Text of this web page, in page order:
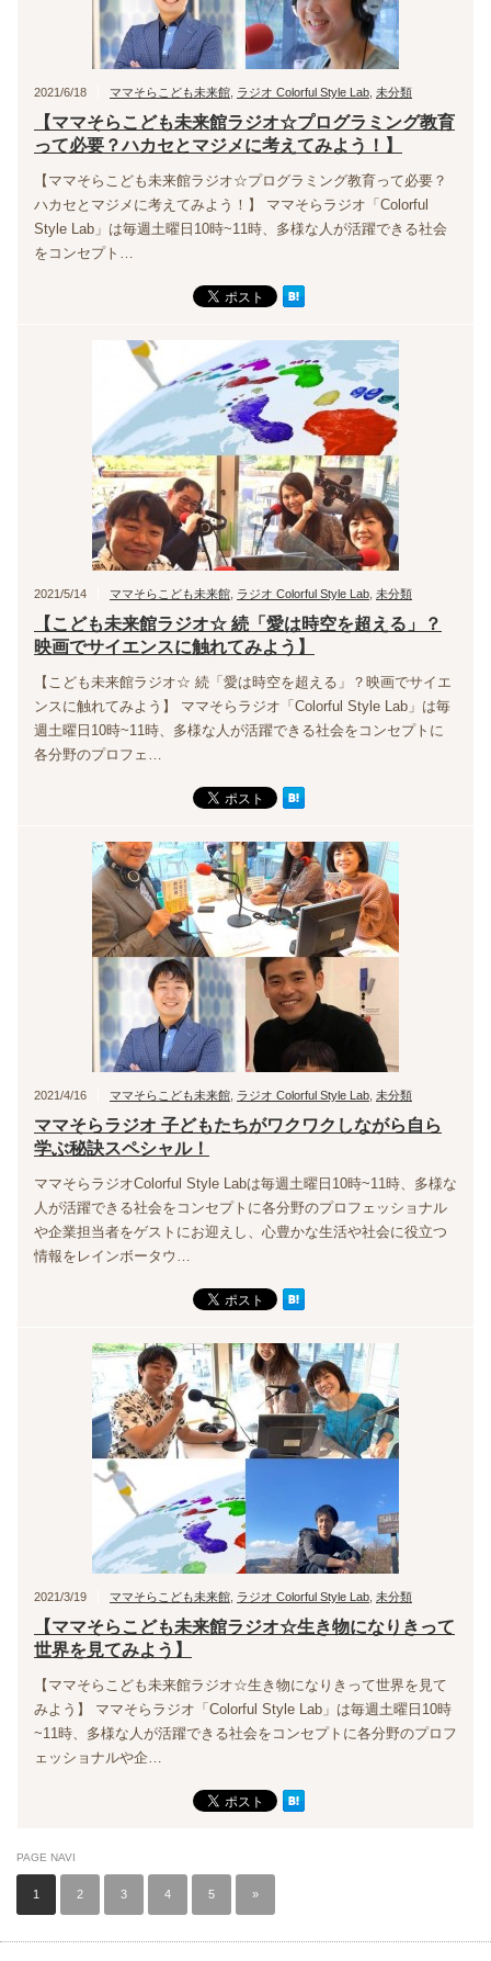
2021/6/18 ママそらこども未来館 ラジオ Colorful Style Lab 未分類
【ママそらこども未来館ラジオ☆プログラミング教育
って必要？ハカセとマジメに考えてみよう！】
【ママそらこども未来館ラジオ☆プログラミング教育って必要？
ハカセとマジメに考えてみよう！】 ママそらラジオ「Colorful
Style Lab」は毎週土曜日10時~11時、多様な人が活躍できる社会
をコンセプト…
2021/5/14 ママそらこども未来館 ラジオ Colorful Style Lab 未分類
【こども未来館ラジオ☆ 続「愛は時空を超える」？
映画でサイエンスに触れてみよう】
【こども未来館ラジオ☆ 続「愛は時空を超える」？映画でサイエ
ンスに触れてみよう】 ママそらラジオ「Colorful Style Lab」は毎
週土曜日10時~11時、多様な人が活躍できる社会をコンセプトに
各分野のプロフェ…
2021/4/16 ママそらこども未来館 ラジオ Colorful Style Lab 未分類
ママそらラジオ 子どもたちがワクワクしながら自ら
学ぶ秘訣スペシャル！
ママそらラジオColorful Style Labは毎週土曜日10時~11時、多様な
人が活躍できる社会をコンセプトに各分野のプロフェッショナル
や企業担当者をゲストにお迎えし、心豊かな生活や社会に役立つ
情報をレインボータウ…
2021/3/19 ママそらこども未来館 ラジオ Colorful Style Lab 未分類
【ママそらこども未来館ラジオ☆生き物になりきって
世界を見てみよう】
【ママそらこども未来館ラジオ☆生き物になりきって世界を見て
みよう】 ママそらラジオ「Colorful Style Lab」は毎週土曜日10時
~11時、多様な人が活躍できる社会をコンセプトに各分野のプロフ
ェッショナルや企…
PAGE NAVI
1 2 3 4 5 »